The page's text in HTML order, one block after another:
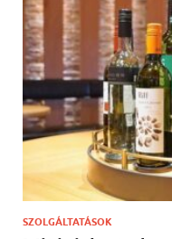
SZOLGÁLTATÁSOK